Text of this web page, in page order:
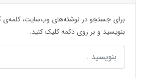
برای جستجو در نوشته‌های وب‌سایت، کلمه‌ی
بنویسید و بر روی دکمه کلیک کنید.